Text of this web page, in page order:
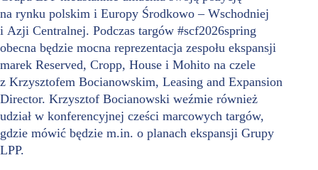
na rynku polskim i Europy Środkowo – Wschodniej
i Azji Centralnej. Podczas targów #scf2026spring
obecna będzie mocna reprezentacja zespołu ekspansji
marek Reserved, Cropp, House i Mohito na czele
z Krzysztofem Bocianowskim, Leasing and Expansion
Director. Krzysztof Bocianowski weźmie również
udział w konferencyjnej cześci marcowych targów,
gdzie mówić będzie m.in. o planach ekspansji Grupy
LPP.